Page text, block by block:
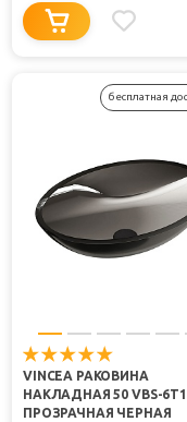
бесплатная
VINCEA РАКОВИНА
НАКЛАДНАЯ 50 VBS-
ПРОЗРАЧНАЯ ЧЕРНАЯ